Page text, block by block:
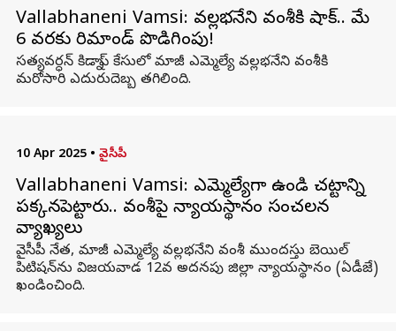
Vallabhaneni Vamsi: వల్లభనేని వంశీకి షాక్‌.. మే
6 వరకు రిమాండ్ పొడిగింపు!
సత్యవర్ధన్ కిడ్నాప్ కేసులో మాజీ ఎమ్మెల్యే వల్లభనేని వంశీకి
మరోసారి ఎదురుదెబ్బ తగిలింది.
10 Apr 2025 • వైసీపీ
Vallabhaneni Vamsi: ఎమ్మెల్యేగా ఉండి చట్టాన్ని
పక్కనపెట్టారు.. వంశీపై న్యాయస్థానం సంచలన
వ్యాఖ్యలు
వైసీపీ నేత, మాజీ ఎమ్మెల్యే వల్లభనేని వంశీ ముందస్తు బెయిల్‌
పిటిషన్‌ను విజయవాడ 12వ అదనపు జిల్లా న్యాయస్థానం (ఏడీజే)
ఖండించింది.